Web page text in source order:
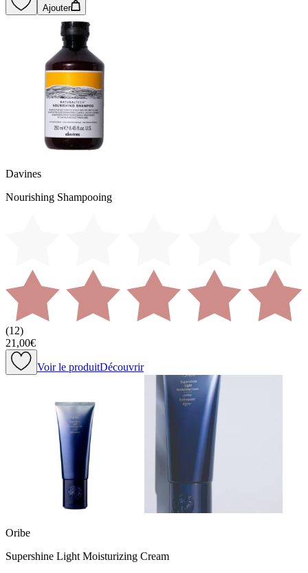
Ajouter
Davines
Nourishing Shampooing
(12)
21,00€
Voir le produitDécouvrir
Oribe
Supershine Light Moisturizing Cream